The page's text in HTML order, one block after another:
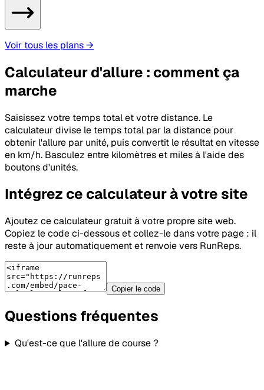
Voir tous les plans→
Calculateur d'allure : comment ça
marche
Saisissez votre temps total et votre distance. Le
calculateur divise le temps total par la distance pour
obtenir l'allure par unité, puis convertit le résultat en vitesse
en km/h. Basculez entre kilomètres et miles à l'aide des
boutons d'unités.
Intégrez ce calculateur à votre site
Ajoutez ce calculateur gratuit à votre propre site web.
Copiez le code ci-dessous et collez-le dans votre page : il
reste à jour automatiquement et renvoie vers RunReps.
Copier le code
Questions fréquentes
Qu'est-ce que l'allure de course ?